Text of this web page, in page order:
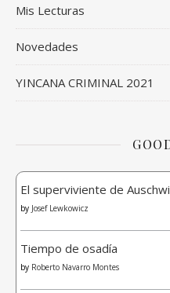
Mis Lecturas
Novedades
YINCANA CRIMINAL 2021
El superviviente de
by Josef Lewkowicz
Tiempo de osadía
by Roberto Navarro Montes